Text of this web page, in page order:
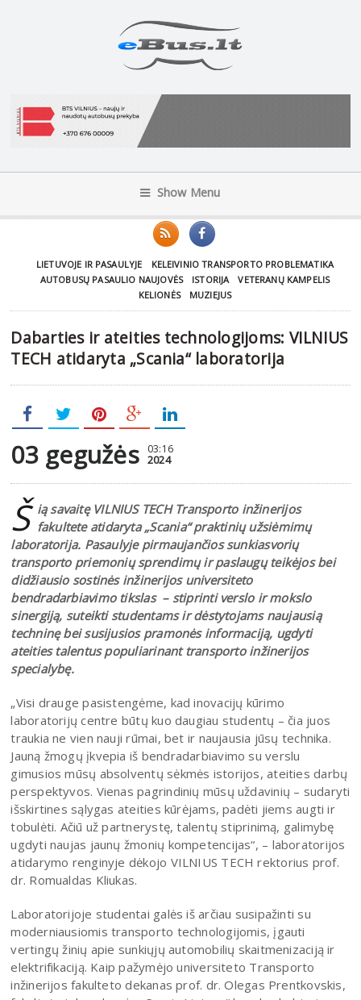
Show Menu
LIETUVOJE IR PASAULYJE
KELEIVINIO TRANSPORTO PROBLEMATIKA
AUTOBUSŲ PASAULIO NAUJOVĖS
ISTORIJA
VETERANŲ KAMPELIS
KELIONĖS
MUZIEJUS
Dabarties ir ateities technologijoms: VILNIUS
TECH atidaryta „Scania“ laboratorija
03 gegužės 03:16
2024
Š ią savaitę VILNIUS TECH Transporto inžinerijos
fakultete atidaryta „Scania“ praktinių užsiėmimų
laboratorija. Pasaulyje pirmaujančios sunkiasvorių
transporto priemonių sprendimų ir paslaugų teikėjos bei
didžiausio sostinės inžinerijos universiteto
bendradarbiavimo tikslas – stiprinti verslo ir mokslo
sinergiją, suteikti studentams ir dėstytojams naujausią
techninę bei susijusios pramonės informaciją, ugdyti
ateities talentus populiarinant transporto inžinerijos
specialybę.
„Visi drauge pasistengėme, kad inovacijų kūrimo
laboratorijų centre būtų kuo daugiau studentų – čia juos
traukia ne vien nauji rūmai, bet ir naujausia jūsų technika.
Jauną žmogų įkvepia iš bendradarbiavimo su verslu
gimusios mūsų absolventų sėkmės istorijos, ateities darbų
perspektyvos. Vienas pagrindinių mūsų uždavinių – sudaryti
išskirtines sąlygas ateities kūrėjams, padėti jiems augti ir
tobulėti. Ačiū už partnerystę, talentų stiprinimą, galimybę
ugdyti naujas jaunų žmonių kompetencijas“, – laboratorijos
atidarymo renginyje dėkojo VILNIUS TECH rektorius prof.
dr. Romualdas Kliukas.
Laboratorijoje studentai galės iš arčiau susipažinti su
moderniausiomis transporto technologijomis, įgauti
vertingų žinių apie sunkiųjų automobilių skaitmenizaciją ir
elektrifikaciją. Kaip pažymėjo universiteto Transporto
inžinerijos fakulteto dekanas prof. dr. Olegas Prentkovskis,